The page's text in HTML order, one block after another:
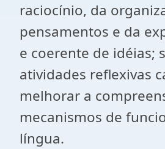
raciocínio, da
pensamentos e da
e coerente de idéias;
atividades reflexivas
melhorar a
mecanismos de
língua.